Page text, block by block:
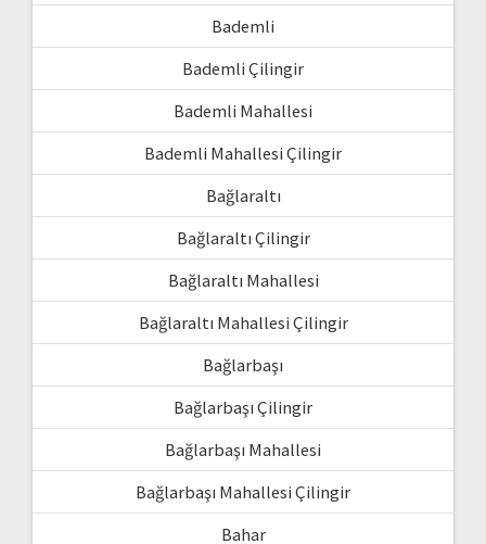
Bademli
Bademli Çilingir
Bademli Mahallesi
Bademli Mahallesi Çilingir
Bağlaraltı
Bağlaraltı Çilingir
Bağlaraltı Mahallesi
Bağlaraltı Mahallesi Çilingir
Bağlarbaşı
Bağlarbaşı Çilingir
Bağlarbaşı Mahallesi
Bağlarbaşı Mahallesi Çilingir
Bahar